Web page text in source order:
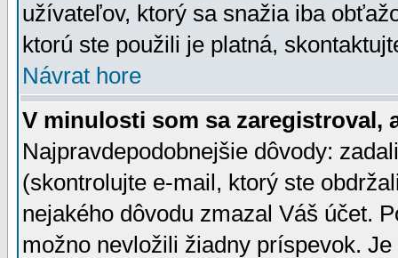
užívateľov, ktorý sa snažia iba
ktorú ste použili je platná,
Návrat hore
V minulosti som sa zaregistroval,
Najpravdepodobnejšie dôvody:
(skontrolujte e-mail, ktorý ste
nejakého dôvodu zmazal Váš účet.
možno nevložili žiadny príspevok.